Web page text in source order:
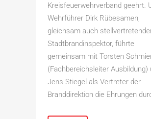
Kreisfeuerwehrverband geehrt.
Wehrführer Dirk Rübesamen,
gleichsam auch
Stadtbrandinspektor, führte
gemeinsam mit Torsten
(Fachbereichsleiter Ausbildung)
Jens Stiegel als Vertreter der
Branddirektion die Ehrungen